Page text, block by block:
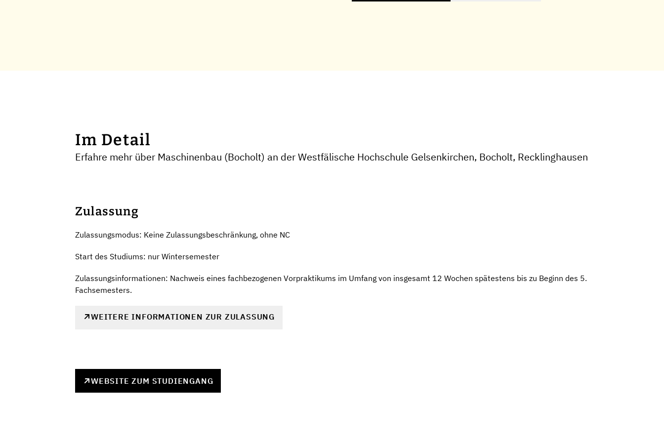
Im Detail
Erfahre mehr über Maschinenbau (Bocholt) an der Westfälische Hochschule Gelsenkirchen, Bocholt, Recklinghausen
Zulassung
Zulassungsmodus: Keine Zulassungsbeschränkung, ohne NC
Start des Studiums: nur Wintersemester
Zulassungsinformationen: Nachweis eines fachbezogenen Vorpraktikums im Umfang von insgesamt 12 Wochen spätestens bis zu Beginn des 5.
Fachsemesters.
WEITERE INFORMATIONEN ZUR ZULASSUNG
WEBSITE ZUM STUDIENGANG